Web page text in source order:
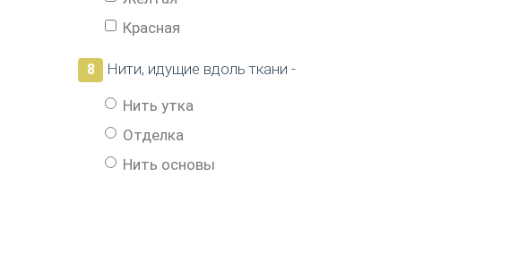
Красная
8 Нити, идущие вдоль ткани -
Нить утка
Отделка
Нить основы